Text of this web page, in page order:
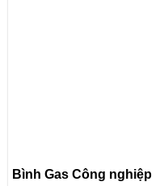
Bình Gas Công nghiệp